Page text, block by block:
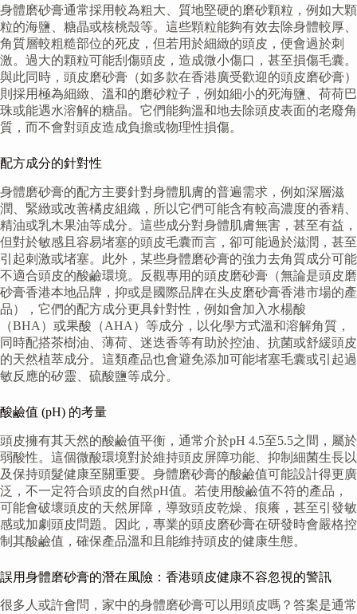
身體磨砂膏通常採用較為粗大、質地堅硬的磨砂顆粒，例如大顆
粒的海鹽、糖晶或核桃殼等。這些顆粒能夠有效去除身體較厚、
角質層較粗糙部位的死皮，但若用於細緻的頭皮，便會過於刺
激。過大的顆粒可能刮傷頭皮，造成微小傷口，甚至損傷毛囊。
與此同時，頭皮磨砂膏（如多款在香港廣受歡迎的頭皮磨砂膏）
則採用極為細緻、溫和的磨砂粒子，例如細小的死海鹽、荷荷巴
珠或能遇水溶解的糖晶。它們能夠溫和地去除頭皮表面的老廢角
質，而不會對頭皮造成負擔或物理性損傷。
配方成分的針對性
身體磨砂膏的配方主要針對身體肌膚的普遍需求，例如深層滋
潤、緊緻或改善橘皮組織，所以它們可能含有較高濃度的香精、
精油或乳木果油等成分。這些成分對身體肌膚無害，甚至有益，
但對於敏感且容易堵塞的頭皮毛囊而言，卻可能過於滋潤，甚至
引起刺激或堵塞。此外，某些身體磨砂膏的強力去角質成分可能
不適合頭皮的酸鹼環境。反觀專用的頭皮磨砂膏（無論是頭皮磨
砂膏香港本地品牌，抑或是國際品牌在头皮磨砂膏香港市場的產
品），它們的配方成分更具針對性，例如會加入水楊酸
（BHA）或果酸（AHA）等成分，以化學方式溫和溶解角質，
同時配搭茶樹油、薄荷、迷迭香等有助於控油、抗菌或舒緩頭皮
的天然植萃成分。這類產品也會避免添加可能堵塞毛囊或引起過
敏反應的矽靈、硫酸鹽等成分。
酸鹼值 (pH) 的考量
頭皮擁有其天然的酸鹼值平衡，通常介於pH 4.5至5.5之間，屬於
弱酸性。這個微酸環境對於維持頭皮屏障功能、抑制細菌生長以
及保持頭髮健康至關重要。身體磨砂膏的酸鹼值可能設計得更廣
泛，不一定符合頭皮的自然pH值。若使用酸鹼值不符的產品，
可能會破壞頭皮的天然屏障，導致頭皮乾燥、痕癢，甚至引發敏
感或加劇頭皮問題。因此，專業的頭皮磨砂膏在研發時會嚴格控
制其酸鹼值，確保產品溫和且能維持頭皮的健康生態。
誤用身體磨砂膏的潛在風險：香港頭皮健康不容忽視的警訊
很多人或許會問，家中的身體磨砂膏可以用頭皮嗎？答案是通常